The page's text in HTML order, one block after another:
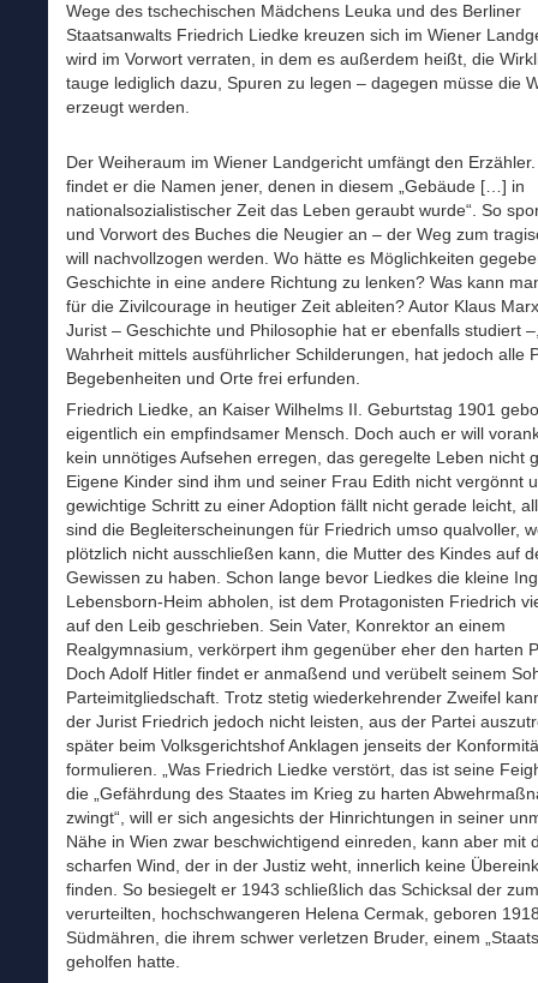
Wege des tschechischen Mädchens Leuka und des Berliner
Staatsanwalts Friedrich Liedke kreuzen sich im Wiener
wird im Vorwort verraten, in dem es außerdem heißt, die
tauge lediglich dazu, Spuren zu legen – dagegen müsse die
erzeugt werden.
Der Weiheraum im Wiener Landgericht umfängt den
findet er die Namen jener, denen in diesem „Gebäude […] in
nationalsozialistischer Zeit das Leben geraubt wurde“. So
und Vorwort des Buches die Neugier an – der Weg zum
will nachvollzogen werden. Wo hätte es Möglichkeiten
Geschichte in eine andere Richtung zu lenken? Was kann
für die Zivilcourage in heutiger Zeit ableiten? Autor Klaus
Jurist – Geschichte und Philosophie hat er ebenfalls studiert
Wahrheit mittels ausführlicher Schilderungen, hat jedoch alle
Begebenheiten und Orte frei erfunden.
Friedrich Liedke, an Kaiser Wilhelms II. Geburtstag 1901
eigentlich ein empfindsamer Mensch. Doch auch er will
kein unnötiges Aufsehen erregen, das geregelte Leben nicht
Eigene Kinder sind ihm und seiner Frau Edith nicht vergönnt
gewichtige Schritt zu einer Adoption fällt nicht gerade leicht,
sind die Begleiterscheinungen für Friedrich umso qualvoller,
plötzlich nicht ausschließen kann, die Mutter des Kindes auf
Gewissen zu haben. Schon lange bevor Liedkes die kleine
Lebensborn-Heim abholen, ist dem Protagonisten Friedrich
auf den Leib geschrieben. Sein Vater, Konrektor an einem
Realgymnasium, verkörpert ihm gegenüber eher den harten
Doch Adolf Hitler findet er anmaßend und verübelt seinem
Parteimitgliedschaft. Trotz stetig wiederkehrender Zweifel
der Jurist Friedrich jedoch nicht leisten, aus der Partei
später beim Volksgerichtshof Anklagen jenseits der
formulieren. „Was Friedrich Liedke verstört, das ist seine
die „Gefährdung des Staates im Krieg zu harten
zwingt“, will er sich angesichts der Hinrichtungen in seiner
Nähe in Wien zwar beschwichtigend einreden, kann aber mit
scharfen Wind, der in der Justiz weht, innerlich keine
finden. So besiegelt er 1943 schließlich das Schicksal der
verurteilten, hochschwangeren Helena Cermak, geboren
Südmähren, die ihrem schwer verletzen Bruder, einem
geholfen hatte.